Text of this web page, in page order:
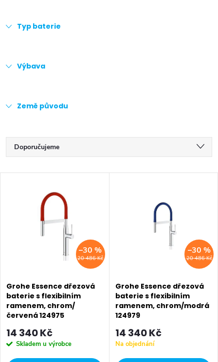
Typ baterie
Výbava
Země původu
Ř
a
p
r
o
d
Doporučujeme
Nejprodávanější
Abecedně
p
r
o
20 486 Kč
–30 %
Grohe Essence dřezová
baterie s flexibilním
ramenem, chrom/
červená 124975
14 340 Kč
Skladem u výrobce
20 486 Kč
–30 %
Grohe Essence dřezová
baterie s flexibilním
ramenem, chrom/modrá
124979
14 340 Kč
Na objednání